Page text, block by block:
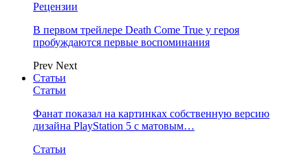
Рецензии
В первом трейлере Death Come True у героя
пробуждаются первые воспоминания
Prev Next
Статьи
Статьи
Фанат показал на картинках собственную версию
дизайна PlayStation 5 с матовым…
Статьи